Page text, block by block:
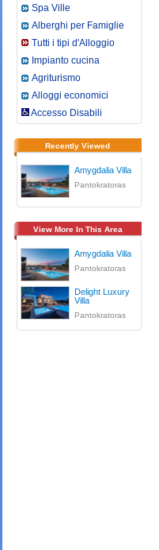
Spa Ville
Alberghi per Famiglie
Tutti i tipi d'Alloggio
Impianto cucina
Agriturismo
Alloggi economici
Accesso Disabili
Recently Viewed
Amygdalia Villa
Pantokratoras
View More In This Area
Amygdalia Villa
Pantokratoras
Delight Luxury
Villa
Pantokratoras